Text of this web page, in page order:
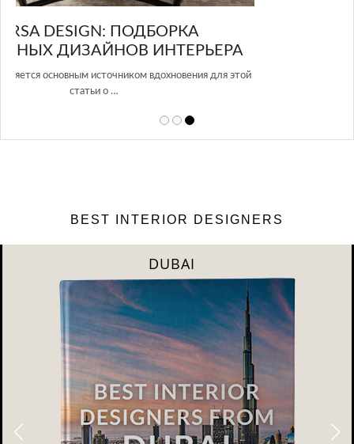
GLAZOV DESIGN GROUP – УНИКАЛЬНЫЙ
ПОДХОД К ДИЗАЙНУ
Glazov Design Group- это одна из лучших студий дизайна интерьера
BEST INTERIOR DESIGNERS
DUBAI